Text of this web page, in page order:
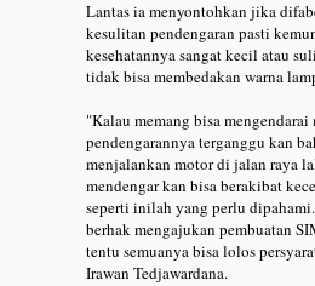
Lantas ia menyontohkan jika
kesulitan pendengaran pasti
kesehatannya sangat kecil atau
tidak bisa membedakan warna
"Kalau memang bisa
pendengarannya terganggu kan
menjalankan motor di jalan raya
mendengar kan bisa berakibat
seperti inilah yang perlu
berhak mengajukan pembuatan
tentu semuanya bisa lolos
Irawan Tedjawardana.